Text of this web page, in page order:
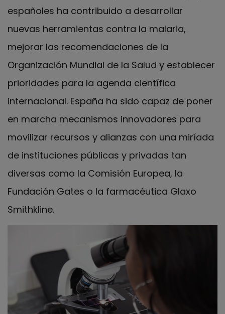
españoles ha contribuido a desarrollar
nuevas herramientas contra la malaria,
mejorar las recomendaciones de la
Organización Mundial de la Salud y establecer
prioridades para la agenda científica
internacional. España ha sido capaz de poner
en marcha mecanismos innovadores para
movilizar recursos y alianzas con una miríada
de instituciones públicas y privadas tan
diversas como la Comisión Europea, la
Fundación Gates o la farmacéutica Glaxo
Smithkline.